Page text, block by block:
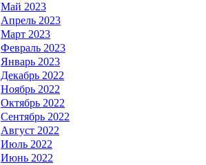
Май 2023
Апрель 2023
Март 2023
Февраль 2023
Январь 2023
Декабрь 2022
Ноябрь 2022
Октябрь 2022
Сентябрь 2022
Август 2022
Июль 2022
Июнь 2022